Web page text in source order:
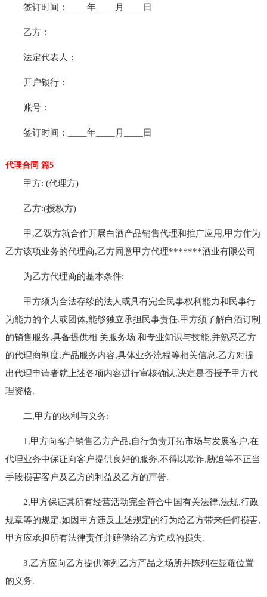
签订时间：____年____月____日
乙方：
法定代表人：
开户银行：
账号：
签订时间：____年____月____日
代理合同 篇5
甲方: (代理方)
乙方:(授权方)
甲,乙双方就合作开展白酒产品销售代理和推广应用,甲方作为
乙方该项业务的代理商,乙方同意甲方代理*******酒业有限公司
为乙方代理商的基本条件:
甲方须为合法存续的法人或具有完全民事权利能力和民事行
为能力的个人或团体,能够独立承担民事责任.甲方须了解白酒订制
的销售服务,具备提供相 关服务场 和专业知识与技能,并熟悉乙方
的代理商制度,产品服务内容,具体业务流程等相关信息.乙方对提
出代理申请者就上述各项内容进行审核确认,决定是否授予甲方代
理资格.
二,甲方的权利与义务:
1,甲方向客户销售乙方产品,自行负责开拓市场与发展客户,在
代理业务中保证向客户提供良好的服务,不得以欺诈,胁迫等不正当
手段损害客户及乙方的利益及乙方的声誉.
2,甲方保证其所有经营活动完全符合中国有关法律,法规,行政
规章等的规定.如因甲方违反上述规定的行为给乙方带来任何损害,
甲方应承担所有法律责任并赔偿给乙方造成的损失.
3,乙方应向乙方提供陈列乙方产品之场所并陈列在显耀位置
的义务.